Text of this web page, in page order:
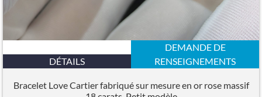
DÉTAILS
DEMANDE DE
RENSEIGNEMENTS
Bracelet Love Cartier fabriqué sur mesure en or rose massif